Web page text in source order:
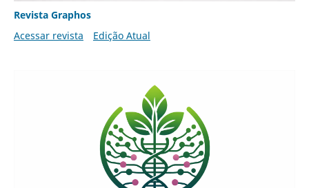
Revista Graphos
Acessar revista
Edição Atual